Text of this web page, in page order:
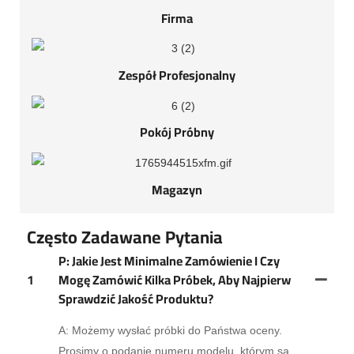
Firma
Zespół Profesjonalny
Pokój Próbny
Magazyn
Często Zadawane Pytania
1
P: Jakie Jest Minimalne Zamówienie I Czy
Mogę Zamówić Kilka Próbek, Aby Najpierw
Sprawdzić Jakość Produktu?
A: Możemy wysłać próbki do Państwa oceny.
Prosimy o podanie numeru modelu, którym są